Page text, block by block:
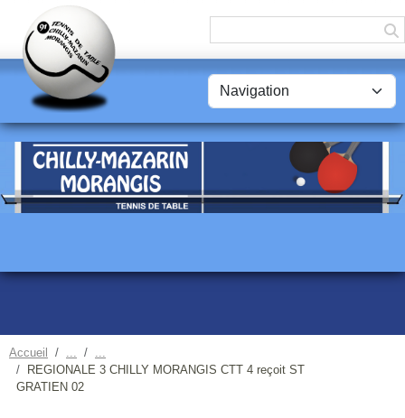
Accueil
REGIONALE 3 CHILLY MORANGIS CTT 4 reçoit ST
GRATIEN 02
Panneau de gestion des cookies